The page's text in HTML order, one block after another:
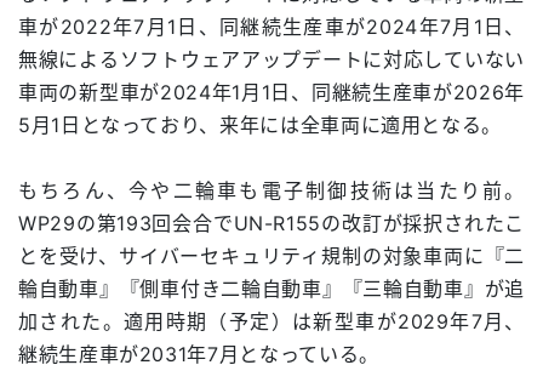
車が2022年7月1日、同継続生産車が2024年7月1日、
無線によるソフトウェアアップデートに対応していない
車両の新型車が2024年1月1日、同継続生産車が2026年
5月1日となっており、来年には全車両に適用となる。
もちろん、今や二輪車も電子制御技術は当たり前。
WP29の第193回会合でUN-R155の改訂が採択されたこ
とを受け、サイバーセキュリティ規制の対象車両に『二
輪自動車』『側車付き二輪自動車』『三輪自動車』が追
加された。適用時期（予定）は新型車が2029年7月、
継続生産車が2031年7月となっている。